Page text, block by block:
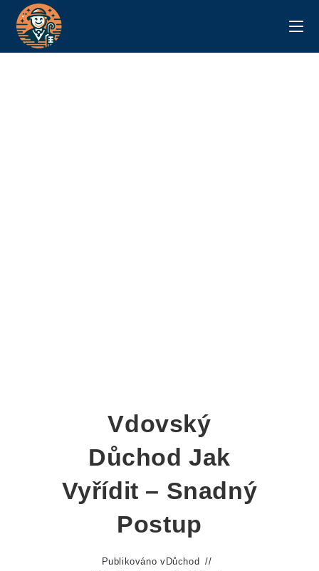
Vdovský
Důchod Jak
Vyřídit – Snadný
Postup
Publikováno v Důchod